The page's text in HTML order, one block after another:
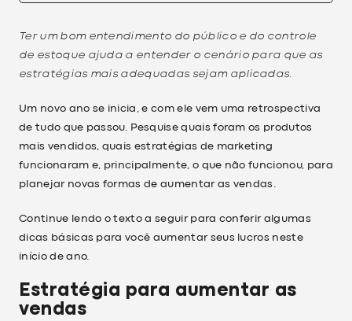
Ter um bom entendimento do público e do controle
de estoque ajuda a entender o cenário para que as
estratégias mais adequadas sejam aplicadas.
Um novo ano se inicia, e com ele vem uma retrospectiva
de tudo que passou. Pesquise quais foram os produtos
mais vendidos, quais estratégias de marketing
funcionaram e, principalmente, o que não funcionou, para
planejar novas formas de aumentar as vendas.
Continue lendo o texto a seguir para conferir algumas
dicas básicas para você aumentar seus lucros neste
início de ano.
Estratégia para aumentar as
vendas